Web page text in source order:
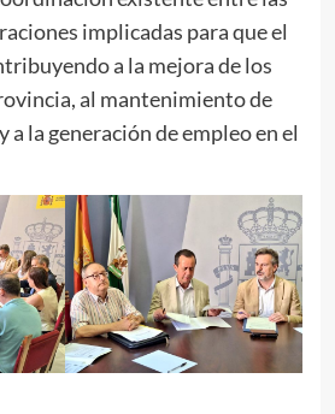
implicadas para que el
a la mejora de los
al mantenimiento de
a la generación de empleo en el